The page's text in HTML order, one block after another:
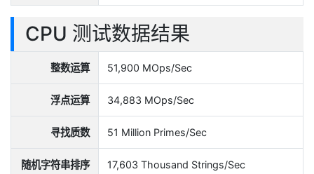
CPU 测试数据结果
整数运算 51,900 MOps/Sec
浮点运算 34,883 MOps/Sec
寻找质数 51 Million Primes/Sec
随机字符串排序 17,603 Thousand Strings/Sec